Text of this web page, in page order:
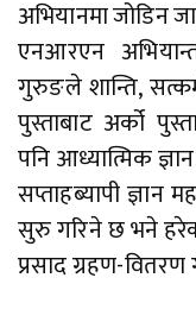
अभियानमा जोडिन
एनआरएन
गुरुङले शान्ति,
पुस्ताबाट अर्को
पनि आध्यात्मिक
सप्ताहब्यापी ज्ञान
सुरु गरिने छ भने
प्रसाद ग्रहण-